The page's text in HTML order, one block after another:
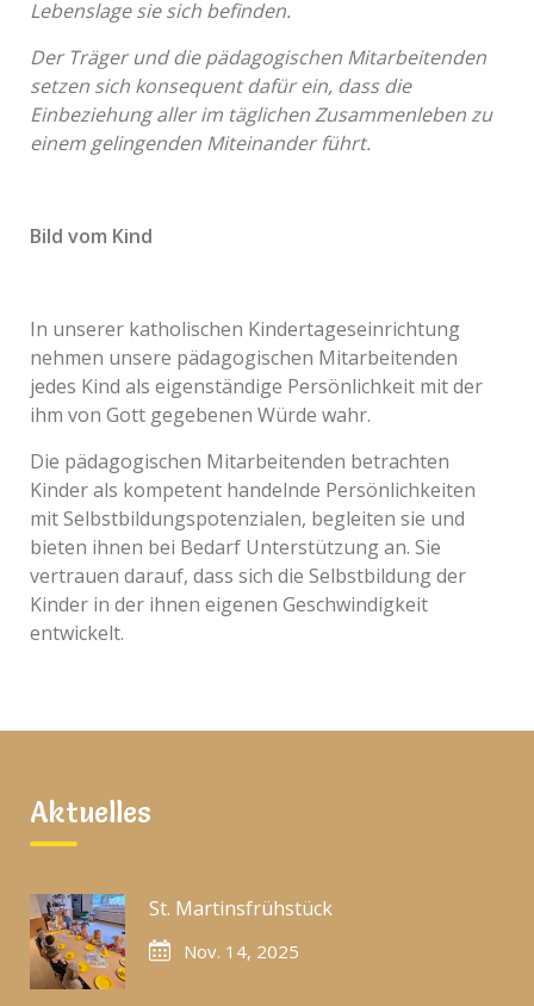
Lebenslage sie sich befinden.
Der Träger und die pädagogischen Mitarbeitenden
setzen sich konsequent dafür ein, dass die
Einbeziehung aller im täglichen Zusammenleben zu
einem gelingenden Miteinander führt.
Bild vom Kind
In unserer katholischen Kindertageseinrichtung
nehmen unsere pädagogischen Mitarbeitenden
jedes Kind als eigenständige Persönlichkeit mit der
ihm von Gott gegebenen Würde wahr.
Die pädagogischen Mitarbeitenden betrachten
Kinder als kompetent handelnde Persönlichkeiten
mit Selbstbildungspotenzialen, begleiten sie und
bieten ihnen bei Bedarf Unterstützung an. Sie
vertrauen darauf, dass sich die Selbstbildung der
Kinder in der ihnen eigenen Geschwindigkeit
entwickelt.
Aktuelles
St. Martinsfrühstück
Nov. 14, 2025